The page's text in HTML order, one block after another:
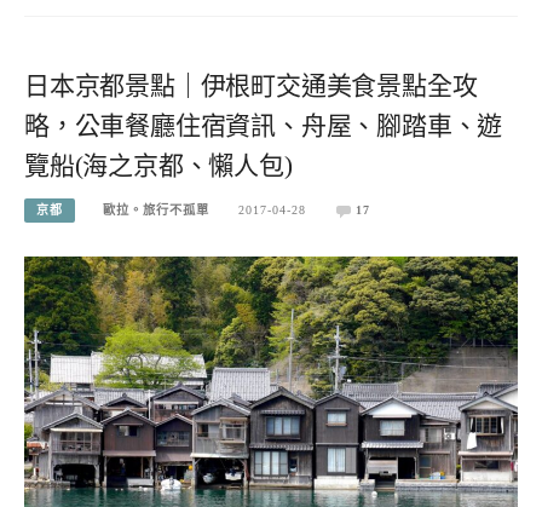
日本京都景點｜伊根町交通美食景點全攻
略，公車餐廳住宿資訊、舟屋、腳踏車、遊
覽船(海之京都、懶人包)
京都 歐拉。旅行不孤單 2017-04-28 17